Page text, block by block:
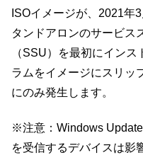
ISOイメージが、2021年
タンドアロンのサービス
（SSU）を最初にイン
ラムをイメージにスリッ
にのみ発生します。
※注意：Windows
を受信するデバイスは影